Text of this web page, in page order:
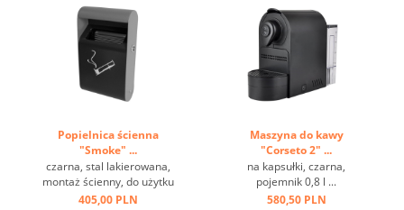
Popielnica ścienna
"Smoke" ...
czarna, stal lakierowana,
montaż ścienny, do użytku
zewnętrznego ...
405,00 PLN
Maszyna do kawy
"Corseto 2" ...
na kapsułki, czarna,
pojemnik 0,8 l ...
580,50 PLN